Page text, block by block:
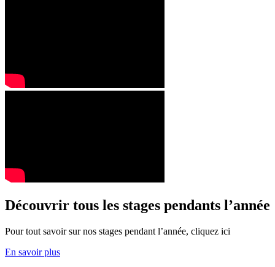
Découvrir tous les stages pendants l’année
Pour tout savoir sur nos stages pendant l’année, cliquez ici
En savoir plus